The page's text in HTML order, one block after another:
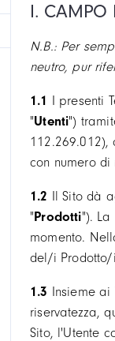
I. CAMPO
N.B.: Per
neutro, pur
1.1 I presenti
"Utenti")
112.269.012),
con numero
1.2 Il Sito dà
"Prodotti").
momento.
del/i
1.3 Insieme
riservatezza,
Sito, l'Utente